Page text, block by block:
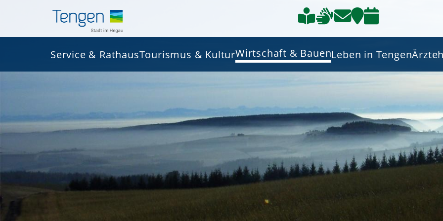
Service & RathausTourismus & KulturWirtschaft & BauenLeben in Tengen